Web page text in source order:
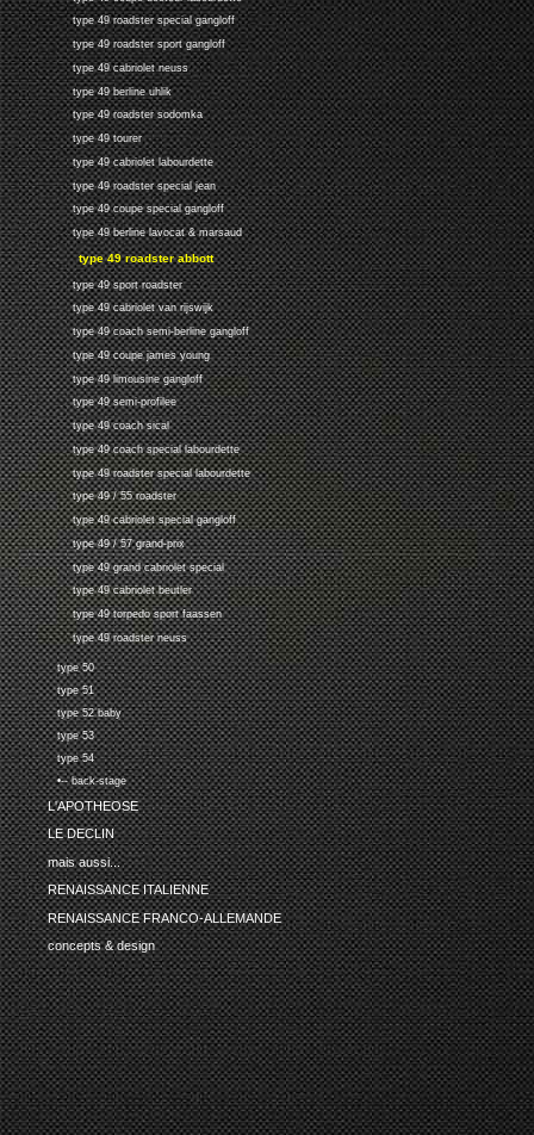
type 49 roadster special gangloff
type 49 roadster sport gangloff
type 49 cabriolet neuss
type 49 berline uhlik
type 49 roadster sodomka
type 49 tourer
type 49 cabriolet labourdette
type 49 roadster special jean
type 49 coupe special gangloff
type 49 berline lavocat & marsaud
type 49 roadster abbott
type 49 sport roadster
type 49 cabriolet van rijswijk
type 49 coach semi-berline gangloff
type 49 coupe james young
type 49 limousine gangloff
type 49 semi-profilee
type 49 coach sical
type 49 coach special labourdette
type 49 roadster special labourdette
type 49 / 55 roadster
type 49 cabriolet special gangloff
type 49 / 57 grand-prix
type 49 grand cabriolet special
type 49 cabriolet beutler
type 49 torpedo sport faassen
type 49 roadster neuss
type 50
type 51
type 52 baby
type 53
type 54
•-- back-stage
L'APOTHEOSE
LE DECLIN
mais aussi...
RENAISSANCE ITALIENNE
RENAISSANCE FRANCO-ALLEMANDE
concepts & design